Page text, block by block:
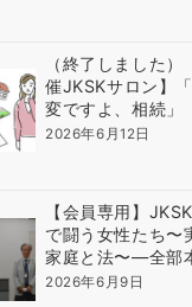
（終了しました
催JKSKサロン】
変ですよ、相続」
2026年6月12日
【会員専用】
で闘う女性たち〜
家庭と法〜―全部
2026年6月9日